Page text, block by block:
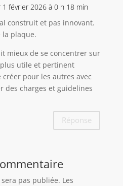
1 février 2026 à 0 h 18 min
construit et pas innovant.
la plaque.
mieux de se concentrer sur
utile et pertinent
créer pour les autres avec
des charges et guidelines
Réponse
pas publiée. Les